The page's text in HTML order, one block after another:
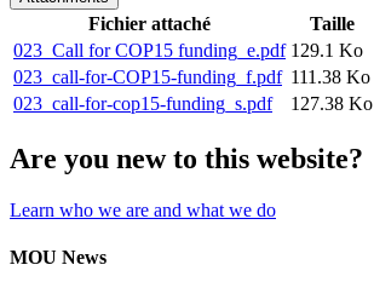
Fichier attaché
Taille
023_Call for COP15 funding_e.pdf 129.1 Ko
023_call-for-COP15-funding_f.pdf 111.38 Ko
023_call-for-cop15-funding_s.pdf
127.38 Ko
Are you new to this website?
Learn who we are and what we do
MOU News